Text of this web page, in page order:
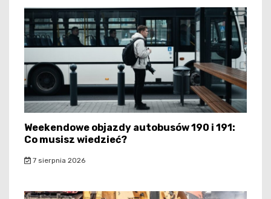
Weekendowe objazdy autobusów 190 i 191:
Co musisz wiedzieć?
7 sierpnia 2026